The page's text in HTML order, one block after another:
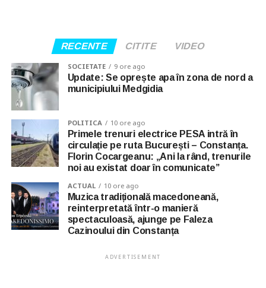
RECENTE CITITE VIDEO
SOCIETATE 9 ore ago
Update: Se oprește apa în zona de nord a
municipiului Medgidia
POLITICA 10 ore ago
Primele trenuri electrice PESA intră în
circulație pe ruta București – Constanța.
Florin Cocargeanu: „Ani la rând, trenurile
noi au existat doar în comunicate”
ACTUAL 10 ore ago
Muzica tradițională macedoneană,
reinterpretată într-o manieră
spectaculoasă, ajunge pe Faleza
Cazinoului din Constanța
ADVERTISEMENT